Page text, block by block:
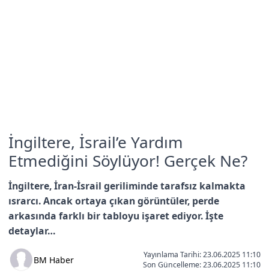
İngiltere, İsrail’e Yardım
Etmediğini Söylüyor! Gerçek Ne?
İngiltere, İran-İsrail geriliminde tarafsız kalmakta
ısrarcı. Ancak ortaya çıkan görüntüler, perde
arkasında farklı bir tabloyu işaret ediyor. İşte
detaylar…
BM Haber
Yayınlama Tarihi: 23.06.2025 11:10
Son Güncelleme:23.06.2025 11:10